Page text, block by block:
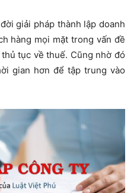
giải pháp thành lập doanh
hàng mọi mặt trong vấn đề
tục về thuế. Cũng nhờ đó
gian hơn để tập trung vào